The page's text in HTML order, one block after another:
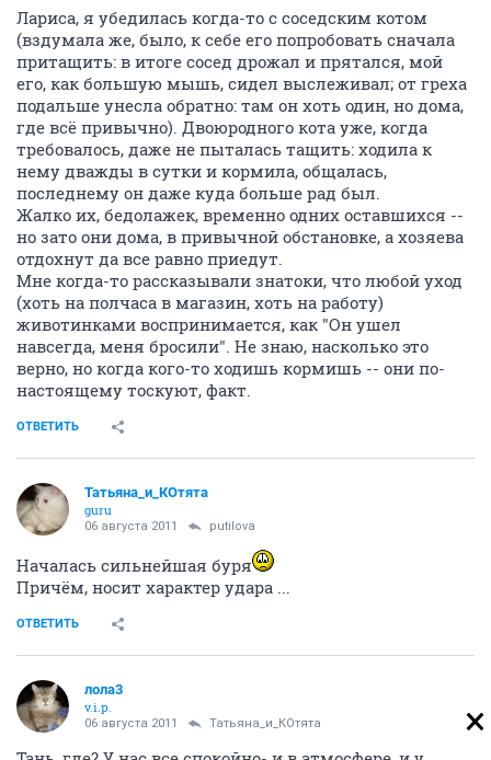
Лариса, я убедилась когда-то с соседским котом
(вздумала же, было, к себе его попробовать сначала
притащить: в итоге сосед дрожал и прятался, мой
его, как большую мышь, сидел выслеживал; от греха
подальше унесла обратно: там он хоть один, но дома,
где всё привычно). Двоюродного кота уже, когда
требовалось, даже не пыталась тащить: ходила к
нему дважды в сутки и кормила, общалась,
последнему он даже куда больше рад был.
Жалко их, бедолажек, временно одних оставшихся --
но зато они дома, в привычной обстановке, а хозяева
отдохнут да все равно приедут.
Мне когда-то рассказывали знатоки, что любой уход
(хоть на полчаса в магазин, хоть на работу)
животинками воспринимается, как "Он ушел
навсегда, меня бросили". Не знаю, насколько это
верно, но когда кого-то ходишь кормишь -- они по-
настоящему тоскуют, факт.
ОТВЕТИТЬ
Татьяна_и_КОтята
guru
06 августа 2011 putilova
Началась сильнейшая буря
Причём, носит характер удара ...
ОТВЕТИТЬ
лола3
v.i.p.
06 августа 2011 Татьяна_и_КОтята